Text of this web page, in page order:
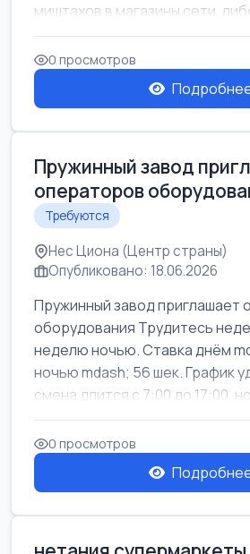
миштахов в магазины сети, либо
0 просмотров
Пружинный завод
операторов
Требуются
Нес Циона (Центр страны)
Опубликовано: 18.06.2026
Пружинный завод приглашает
оборудования Трудитесь
неделю ночью. Ставка днём
ночью mdash; 56 шек. График
смена длится с 7:00 до 17:00,
0 просмотров